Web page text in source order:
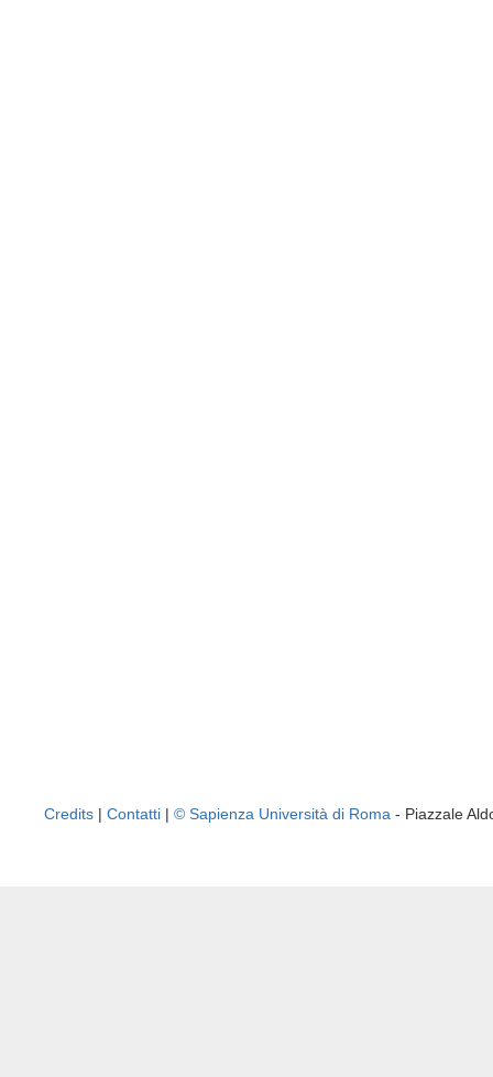
Credits | Contatti | © Sapienza Università di Roma - Piazzale